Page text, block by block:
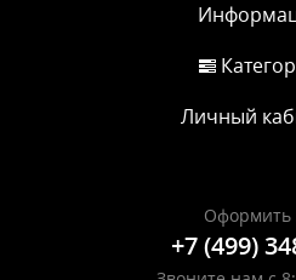
Личный
Оформить
+7 (499)